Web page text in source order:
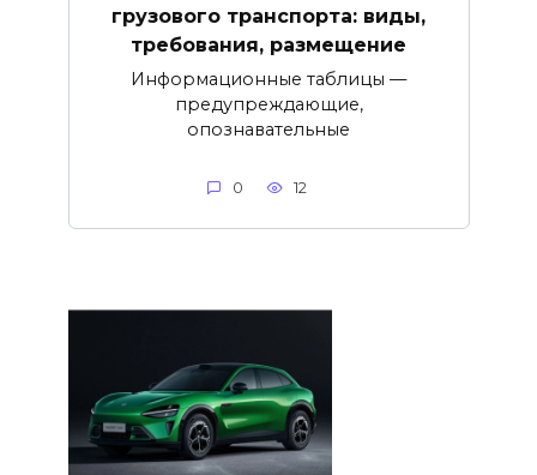
грузового транспорта: виды,
требования, размещение
Информационные таблицы —
предупреждающие,
опознавательные
0 12